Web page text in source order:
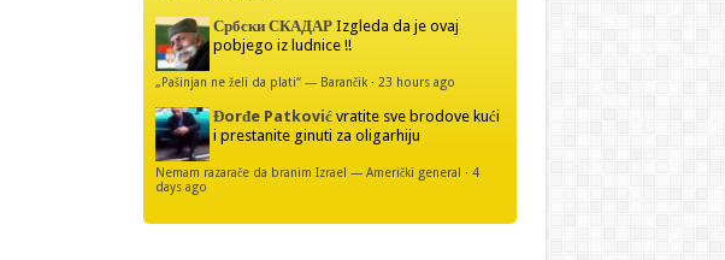
Србски СКАДАР Izgleda da je ovaj
pobjego iz ludnice !!
„Pašinjan ne želi da plati“ — Barančik· 23 hours ago
Đorđe Patković vratite sve brodove kući
i prestanite ginuti za oligarhiju
Nemam razarače da branim Izrael — Američki general · 4
days ago